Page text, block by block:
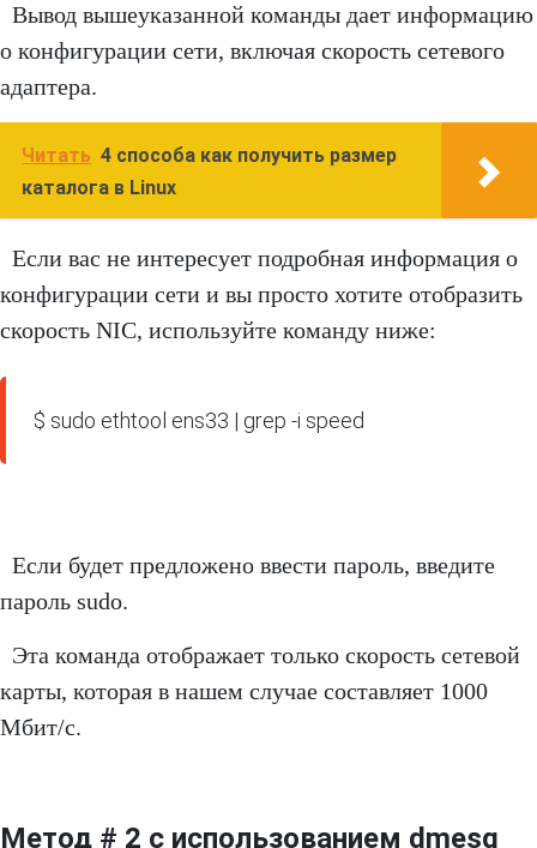
Вывод вышеуказанной команды дает информацию
о конфигурации сети, включая скорость сетевого
адаптера.
Читать 4 способа как получить размер
каталога в Linux
Если вас не интересует подробная информация о
конфигурации сети и вы просто хотите отобразить
скорость NIC, используйте команду ниже:
$ sudo ethtool ens33 | grep -i speed
Если будет предложено ввести пароль, введите
пароль sudo.
Эта команда отображает только скорость сетевой
карты, которая в нашем случае составляет 1000
Мбит/с.
Метод # 2 с использованием dmesg